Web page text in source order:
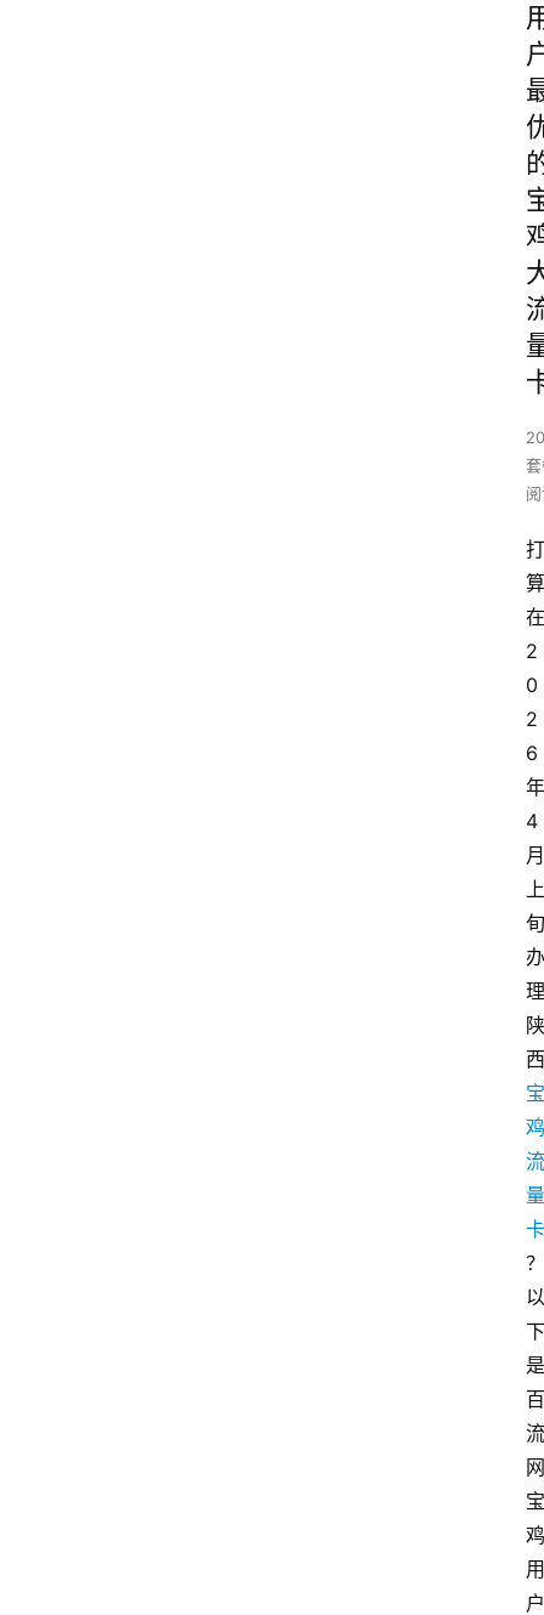
打
算
在
2
0
2
6
年
4
月
上
旬
办
理
陕
西
宝
鸡
流
量
卡
？
以
下
是
百
流
网
宝
鸡
用
户